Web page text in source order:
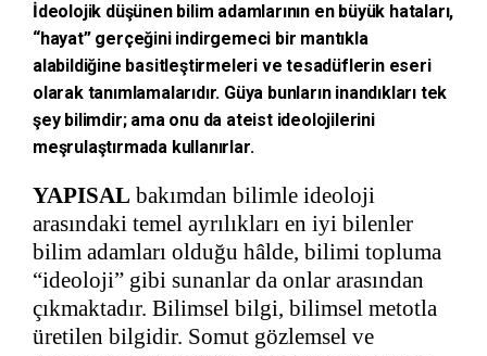
İdeolojik düşünen bilim adamlarının en büyük hataları,
“hayat” gerçeğini indirgemeci bir mantıkla
alabildiğine basitleştirmeleri ve tesadüflerin eseri
olarak tanımlamalarıdır. Güya bunların inandıkları tek
şey bilimdir; ama onu da ateist ideolojilerini
meşrulaştırmada kullanırlar.
YAPISAL bakımdan bilimle ideoloji
arasındaki temel ayrılıkları en iyi bilenler
bilim adamları olduğu hâlde, bilimi topluma
“ideoloji” gibi sunanlar da onlar arasından
çıkmaktadır. Bilimsel bilgi, bilimsel metotla
üretilen bilgidir. Somut gözlemsel ve